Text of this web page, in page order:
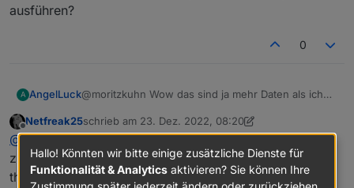
ausführen?
0
A AngelLuck@moritzkuhn Wow das sind ja mehr Daten als ich
wenn ich das so richtig sehe.
Leider habe ich nicht ganz im Detail verstanden wie
du darauf zugreifst. Über MQTT ist klar. Allerdings
bekomme bei deinen ganzen Links meistens nur
die Meldung das ich nicht authorisiert bin.
Vielleicht könntest du das Vorgenehen etwas
Offline
Netfreak25schrieb am 23. Dez. 2022, 08:20
zuletzt editiert von Netfreak25
@angelluckaktuell würde ich sagen fehlen dir die
zugangsdaten zum mqtt server, welche ich per men in
the middle aus dem app traffic habe.
Hallo! Könnten wir bitte einige zusätzliche Dienste für
Funktionalität & Analytics aktivieren? Sie können Ihre